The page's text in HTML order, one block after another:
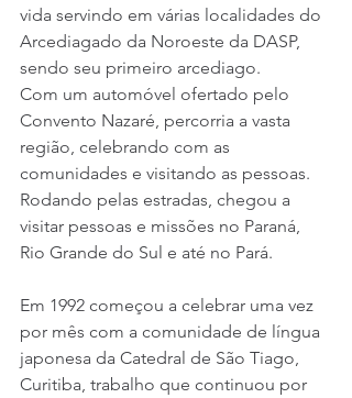
vida servindo em várias localidades do
Arcediagado da Noroeste da DASP,
sendo seu primeiro arcediago.
Com um automóvel ofertado pelo
Convento Nazaré, percorria a vasta
região, celebrando com as
comunidades e visitando as pessoas.
Rodando pelas estradas, chegou a
visitar pessoas e missões no Paraná,
Rio Grande do Sul e até no Pará.
Em 1992 começou a celebrar uma vez
por mês com a comunidade de língua
japonesa da Catedral de São Tiago,
Curitiba, trabalho que continuou por